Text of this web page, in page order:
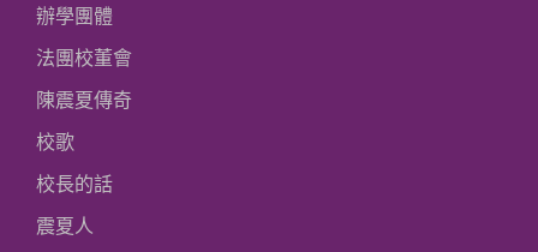
辦學團體
法團校董會
陳震夏傳奇
校歌
校長的話
震夏人